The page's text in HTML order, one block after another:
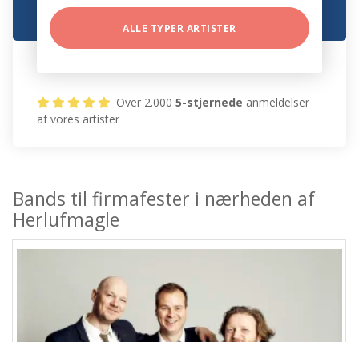
ALLE TYPER ARTISTER
Over 2.0005-stjernede anmeldelser
af vores artister
Bands til firmafester i nærheden af
Herlufmagle